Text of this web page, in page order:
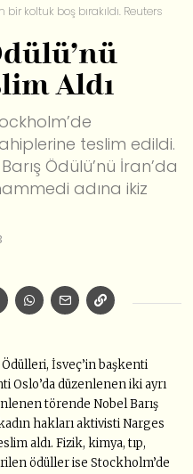
koltuk boş bırakıldı. Reuters
Aldı
teslim edildi.
Ödülü’nü İran’da
adına ikiz
İsveç’in başkenti
Oslo’da düzenlenen iki ayrı
törende Nobel Barış
hakları aktivisti Narges
aldı. Fizik, kimya, tıp,
ödüller ise Stockholm’de